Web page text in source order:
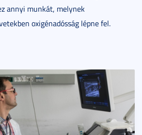
annyi munkát, melynek
oxigénadósság lépne fel.